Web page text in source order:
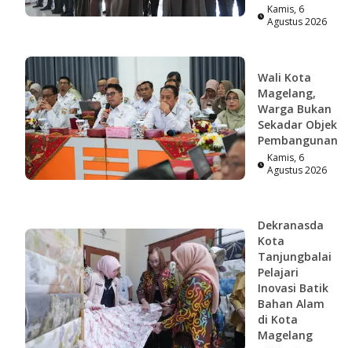
Kamis, 6
Agustus 2026
Wali Kota
Magelang,
Warga Bukan
Sekadar Objek
Pembangunan
Kamis, 6
Agustus 2026
Dekranasda
Kota
Tanjungbalai
Pelajari
Inovasi Batik
Bahan Alam
di Kota
Magelang